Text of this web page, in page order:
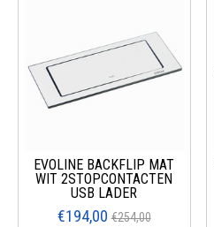
EVOLINE BACKFLIP MAT
WIT 2STOPCONTACTEN
USB LADER
€194,00 €254,00